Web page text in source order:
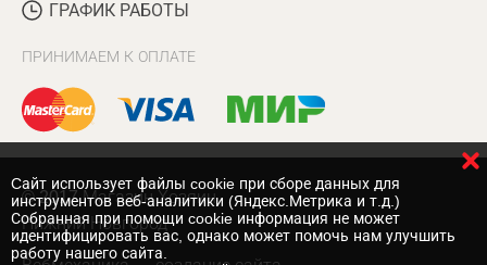
ГРАФИК РАБОТЫ
ПРИНИМАЕМ К ОПЛАТЕ
© 2017 Магазин Хозяин
Нижний Новгород
Cайт использует файлы cookie при сборе данных для
инструментов веб-аналитики (Яндекс.Метрика и т.д.)
Собранная при помощи cookie информация не может
идентифицировать вас, однако может помочь нам улучшить
работу нашего сайта.